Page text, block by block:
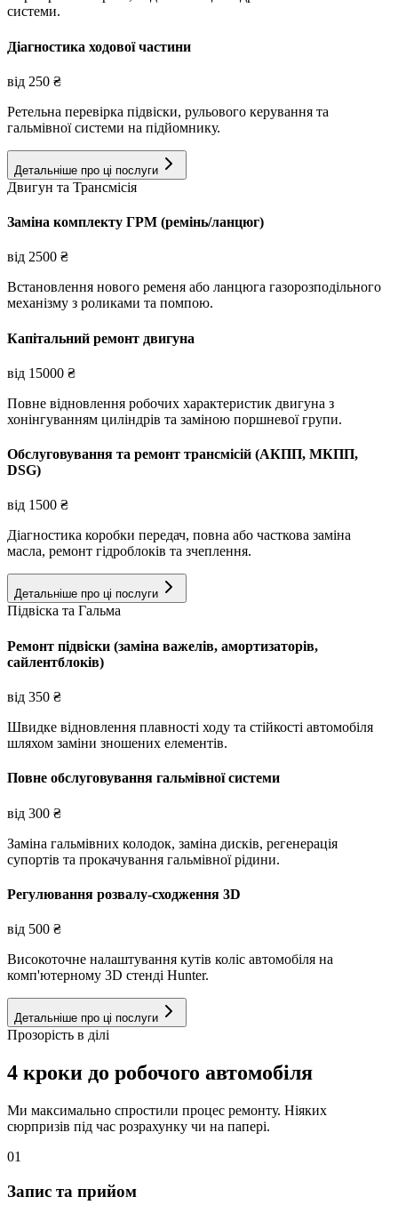
системи.
Діагностика ходової частини
від 250 ₴
Ретельна перевірка підвіски, рульового керування та
гальмівної системи на підйомнику.
Детальніше про ці послуги
Двигун та Трансмісія
Заміна комплекту ГРМ (ремінь/ланцюг)
від 2500 ₴
Встановлення нового ременя або ланцюга газорозподільного
механізму з роликами та помпою.
Капітальний ремонт двигуна
від 15000 ₴
Повне відновлення робочих характеристик двигуна з
хонінгуванням циліндрів та заміною поршневої групи.
Обслуговування та ремонт трансмісій (АКПП, МКПП,
DSG)
від 1500 ₴
Діагностика коробки передач, повна або часткова заміна
масла, ремонт гідроблоків та зчеплення.
Детальніше про ці послуги
Підвіска та Гальма
Ремонт підвіски (заміна важелів, амортизаторів,
сайлентблоків)
від 350 ₴
Швидке відновлення плавності ходу та стійкості автомобіля
шляхом заміни зношених елементів.
Повне обслуговування гальмівної системи
від 300 ₴
Заміна гальмівних колодок, заміна дисків, регенерація
супортів та прокачування гальмівної рідини.
Регулювання розвалу-сходження 3D
від 500 ₴
Високоточне налаштування кутів коліс автомобіля на
комп'ютерному 3D стенді Hunter.
Детальніше про ці послуги
Прозорість в ділі
4 кроки до робочого автомобіля
Ми максимально спростили процес ремонту. Ніяких
сюрпризів під час розрахунку чи на папері.
01
Запис та прийом